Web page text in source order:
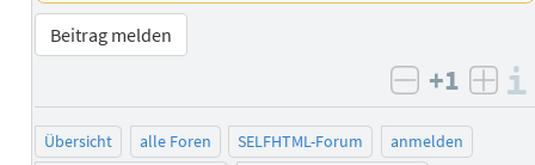
Beitrag melden
negativ
+1
Übersicht alle Foren SELFHTML-Forum
anmelden